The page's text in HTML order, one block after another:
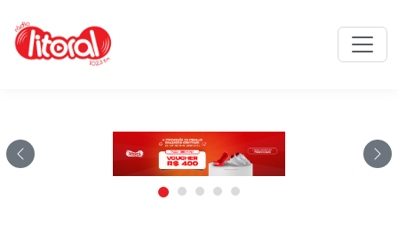
Rádio Litoral FM: A rádio
Previous